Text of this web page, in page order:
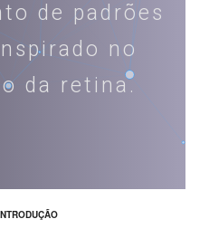
de padrões
no
da retina.